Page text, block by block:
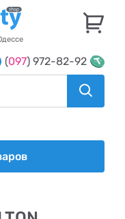
(097) 972-82-92